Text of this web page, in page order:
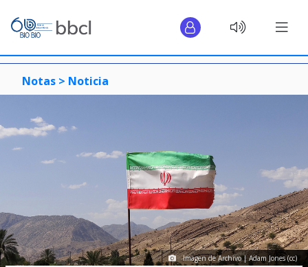
Notas > Noticia
Imagen de Archivo | Adam Jones (cc)